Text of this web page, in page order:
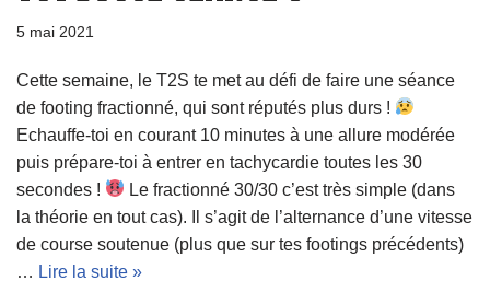
5 mai 2021
Cette semaine, le T2S te met au défi de faire une séance
de footing fractionné, qui sont réputés plus durs !
Echauffe-toi en courant 10 minutes à une allure modérée
puis prépare-toi à entrer en tachycardie toutes les 30
secondes !
Le fractionné 30/30 c’est très simple (dans
la théorie en tout cas). Il s’agit de l’alternance d’une vitesse
de course soutenue (plus que sur tes footings précédents)
… Lire la suite »